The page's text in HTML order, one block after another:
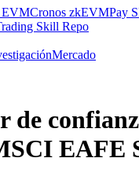
EVMCronos zkEVMPay
Skill Repo
Mercado
de
EAFE